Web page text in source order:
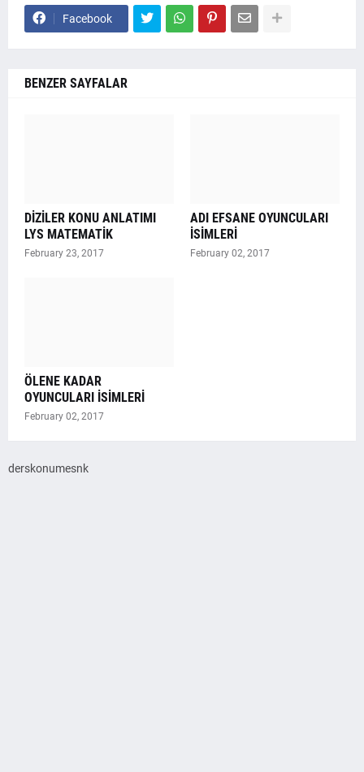
Facebook
BENZER SAYFALAR
DİZİLER KONU ANLATIMI
LYS MATEMATİK
February 23, 2017
ADI EFSANE OYUNCULARI
İSİMLERİ
February 02, 2017
ÖLENE KADAR
OYUNCULARI İSİMLERİ
February 02, 2017
derskonumesnk